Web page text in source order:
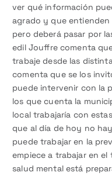
ver qué información
agrado y que
pero deberá pasar por
edil Jouffre comenta
trabaje desde las
comenta que se los
puede intervenir con la
los que cuenta la
local trabajaría con
que al día de hoy no
puede trabajar en la
empiece a trabajar en el
salud mental está